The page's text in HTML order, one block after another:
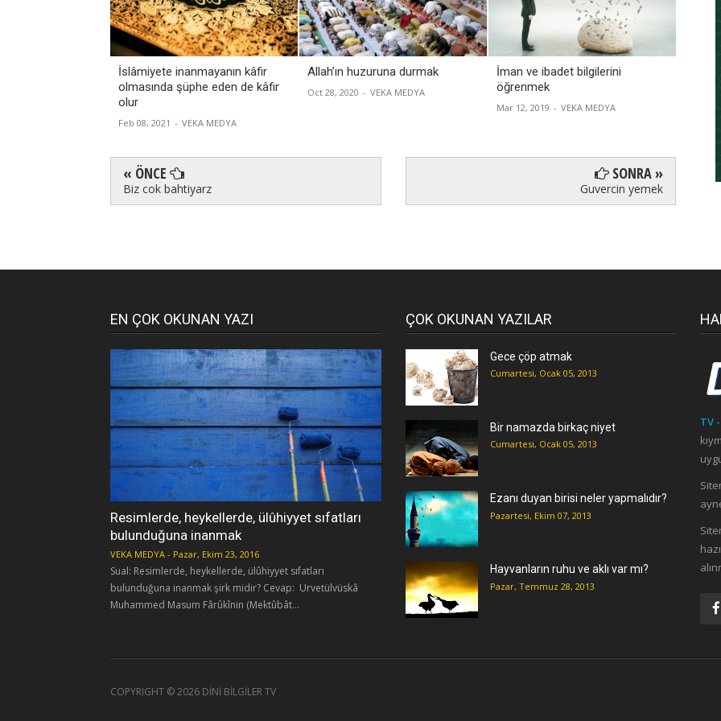
İslâmiyete inanmayanın kâfir
olmasında şüphe eden de kâfir
olur
Feb 08, 2021 - VEKA MEDYA
Allah’ın huzuruna durmak
Oct 28, 2020 - VEKA MEDYA
İman ve ibadet bilgilerini
öğrenmek
Mar 12, 2019 - VEKA MEDYA Jul 08,
« ÖNCE
Biz cok bahtiyarz
SONRA »
Guvercin yemek
EN ÇOK OKUNAN YAZI
Resimlerde, heykellerde, ülûhiyyet sıfatları
bulunduğuna inanmak
VEKA MEDYA - Pazar, Ekim 23, 2016
Sual: Resimlerde, heykellerde, ülûhiyyet sıfatları
bulunduğuna inanmak şirk midir? Cevap: Urvetülvüskâ
Muhammed Masum Fârûkînin (Mektûbât...
ÇOK OKUNAN YAZILAR
Gece çöp atmak
Cumartesi, Ocak 05, 2013
Bir namazda birkaç niyet
Cumartesi, Ocak 05, 2013
Ezanı duyan birisi neler yapmalıdır?
Pazartesi, Ekim 07, 2013
Hayvanların ruhu ve aklı var mı?
Pazar, Temmuz 28, 2013
TV
COPYRIGHT ©2026 DİNİ BİLGİLER TV